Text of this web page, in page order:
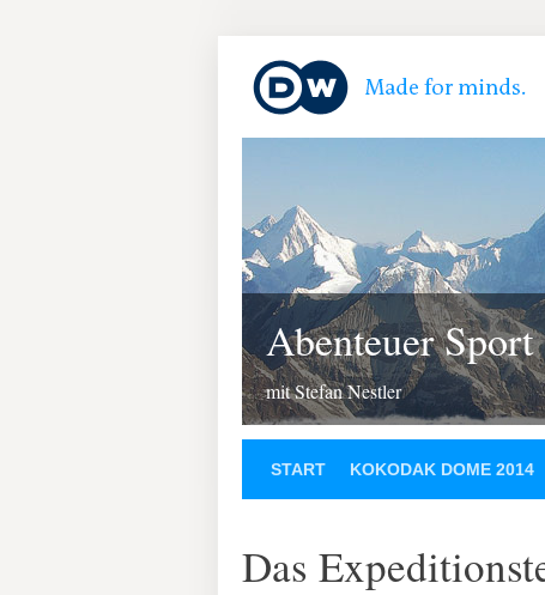
Abenteuer Sport
mit Stefan Nestler
START KOKODAK DOME 2014
Das